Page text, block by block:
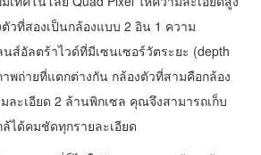
วที่สองเป็นกล้องแบบ 2 อิน 1 ความ
นส์อัลตร้าไวด์ที่มีเซนเซอร์วัตระยะ (depth
พถ่ายที่แตกต่างกัน กล้องตัวที่สามคือกล้อง
ละเอียด 2 ล้านพิกเซล คุณจึงสามารถเก็บ
ได้คมชัดทุกรายละเอียด